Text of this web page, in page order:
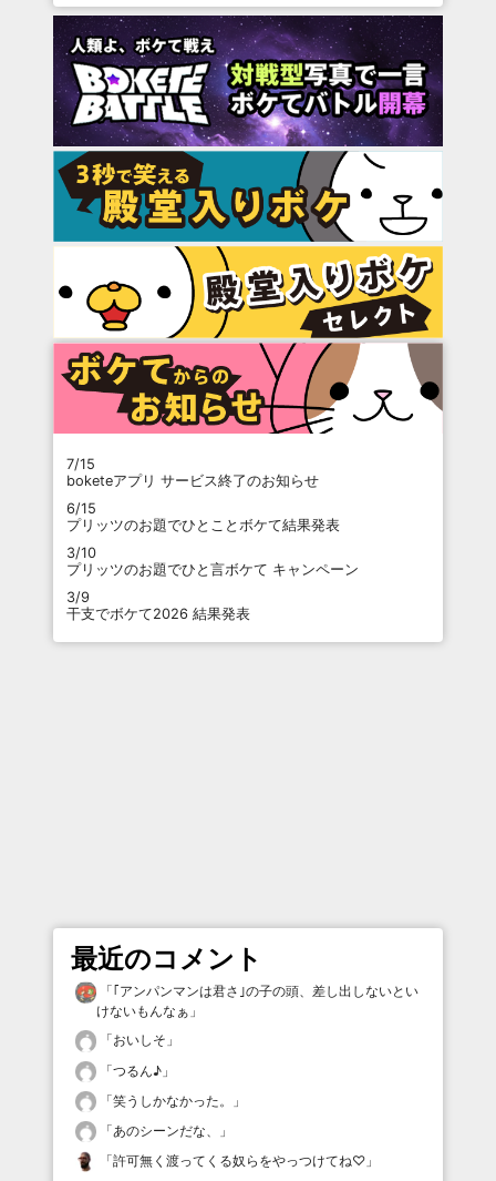
7/15
boketeアプリ サービス終了のお知らせ
6/15
プリッツのお題でひとことボケて結果発表
3/10
プリッツのお題でひと言ボケて キャンペーン
3/9
干支でボケて2026 結果発表
最近のコメント
「｢アンパンマンは君さ｣の子の頭、差し出しないとい
けないもんなぁ 」
「おいしそ 」
「つるん♪ 」
「笑うしかなかった。
」
「あのシーンだな、
」
「許可無く渡ってくる奴らをやっつけてね♡ 」